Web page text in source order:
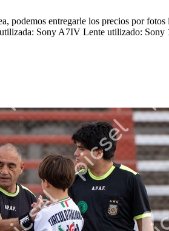
podemos entregarle los precios por
Sony A7IV Lente utilizado: Sony